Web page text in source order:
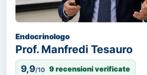
Endocrinologo
Prof. Manfredi Tesauro
9,9/10 9 recensioni verificate